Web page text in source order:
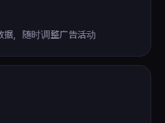
，随时调整广告活动